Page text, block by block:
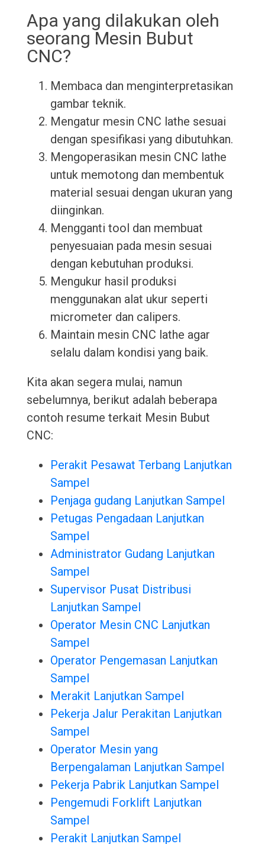
Apa yang dilakukan oleh
seorang Mesin Bubut
CNC?
Membaca dan menginterpretasikan
gambar teknik.
Mengatur mesin CNC lathe sesuai
dengan spesifikasi yang dibutuhkan.
Mengoperasikan mesin CNC lathe
untuk memotong dan membentuk
material sesuai dengan ukuran yang
diinginkan.
Mengganti tool dan membuat
penyesuaian pada mesin sesuai
dengan kebutuhan produksi.
Mengukur hasil produksi
menggunakan alat ukur seperti
micrometer dan calipers.
Maintain mesin CNC lathe agar
selalu dalam kondisi yang baik.
Kita akan segera mulai, namun
sebelumnya, berikut adalah beberapa
contoh resume terkait Mesin Bubut
CNC:
Perakit Pesawat Terbang Lanjutkan
Sampel
Penjaga gudang Lanjutkan Sampel
Petugas Pengadaan Lanjutkan
Sampel
Administrator Gudang Lanjutkan
Sampel
Supervisor Pusat Distribusi
Lanjutkan Sampel
Operator Mesin CNC Lanjutkan
Sampel
Operator Pengemasan Lanjutkan
Sampel
Merakit Lanjutkan Sampel
Pekerja Jalur Perakitan Lanjutkan
Sampel
Operator Mesin yang
Berpengalaman Lanjutkan Sampel
Pekerja Pabrik Lanjutkan Sampel
Pengemudi Forklift Lanjutkan
Sampel
Perakit Lanjutkan Sampel